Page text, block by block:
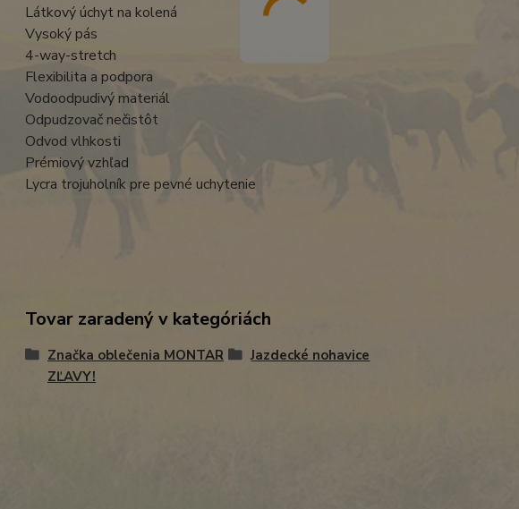
Látkový úchyt na kolená
Vysoký pás
4-way-stretch
Flexibilita a podpora
Vodoodpudivý materiál
Odpudzovač nečistôt
Odvod vlhkosti
Prémiový vzhľad
Lycra trojuholník pre pevné uchytenie
Tovar zaradený v kategóriách
Značka oblečenia MONTAR
ZĽAVY!
Jazdecké nohavice